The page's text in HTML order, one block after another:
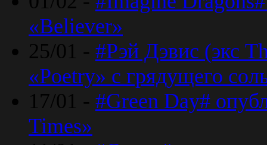
«Believer»
25/01 - #Рэй Дэвис (экс
«Poetry» с грядущего
17/01 - #Green Day#
Times»